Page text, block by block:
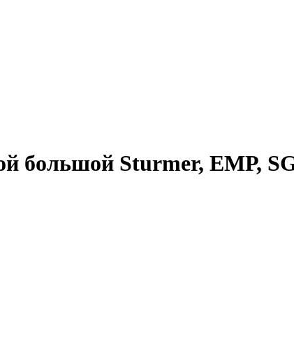
большой Sturmer, ЕМР,